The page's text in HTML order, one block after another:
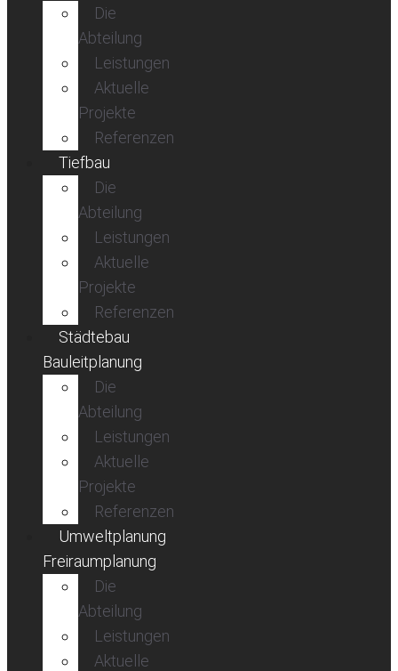
Die
Abteilung
Leistungen
Aktuelle
Projekte
Referenzen
Tiefbau
Die
Abteilung
Leistungen
Aktuelle
Projekte
Referenzen
Städtebau
Bauleitplanung
Die
Abteilung
Leistungen
Aktuelle
Projekte
Referenzen
Umweltplanung
Freiraumplanung
Die
Abteilung
Leistungen
Aktuelle